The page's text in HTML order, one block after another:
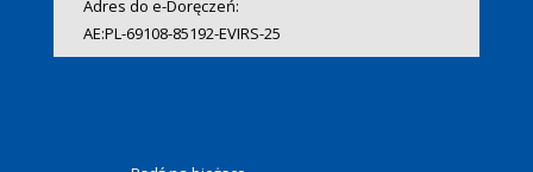
Adres do e-Doręczeń:
AE:PL-69108-85192-EVIRS-25